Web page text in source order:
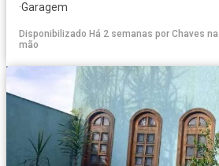
·Garagem
Disponibilizado Há 2 semanas por Chaves na
mão